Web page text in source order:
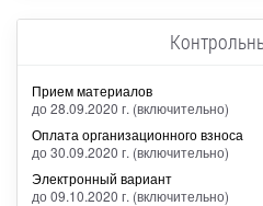
Прием материалов
до 28.09.2020 г. (включительно)
Оплата организационного взноса
до 30.09.2020 г. (включительно)
Электронный вариант
до 09.10.2020 г. (включительно)